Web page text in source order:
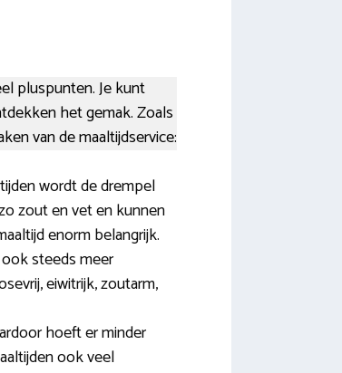
pluspunten. Je kunt
het gemak. Zoals
van de maaltijdservice:
wordt de drempel
zout en vet en kunnen
enorm belangrijk.
steeds meer
eiwitrijk, zoutarm,
hoeft er minder
ook veel